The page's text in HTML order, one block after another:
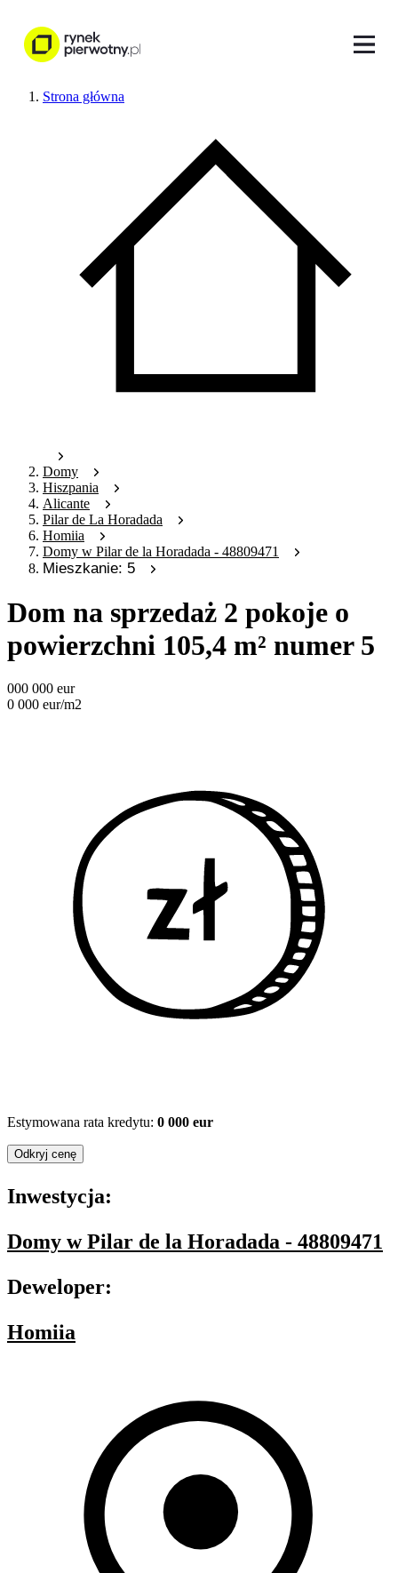
Strona główna
Domy
Hiszpania
Alicante
Pilar de La Horadada
Homiia
Domy w Pilar de la Horadada - 48809471
Mieszkanie: 5
Dom na sprzedaż 2 pokoje o
powierzchni 105,4 m² numer 5
000 000 eur
0 000 eur/m2
Estymowana rata kredytu: 0 000 eur
Odkryj cenę
Inwestycja:
Domy w Pilar de la Horadada - 48809471
Deweloper:
Homiia